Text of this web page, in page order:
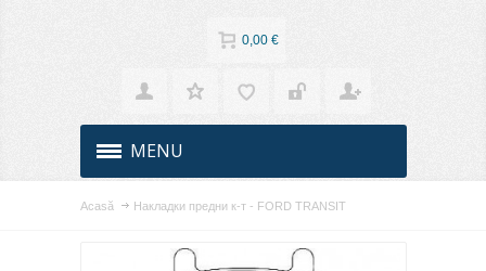
0,00 €
MENU
Acasă Накладки предни к-т - FORD TRANSIT